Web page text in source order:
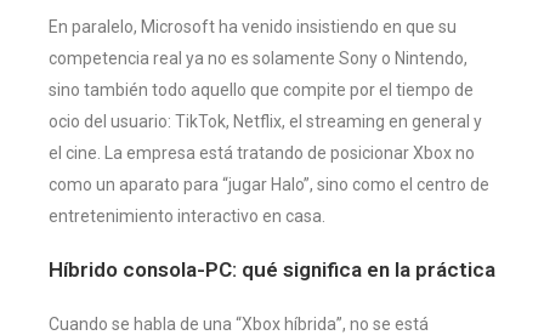
En paralelo, Microsoft ha venido insistiendo en que su
competencia real ya no es solamente Sony o Nintendo,
sino también todo aquello que compite por el tiempo de
ocio del usuario: TikTok, Netflix, el streaming en general y
el cine. La empresa está tratando de posicionar Xbox no
como un aparato para “jugar Halo”, sino como el centro de
entretenimiento interactivo en casa.
Híbrido consola-PC: qué significa en la práctica
Cuando se habla de una “Xbox híbrida”, no se está